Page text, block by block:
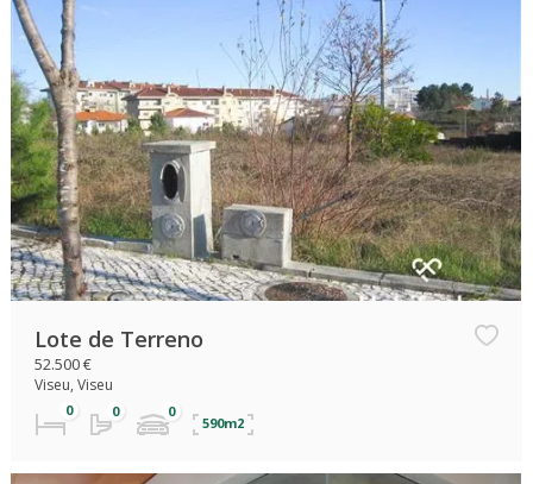
Lote de Terreno
52.500 €
Viseu, Viseu
590m2